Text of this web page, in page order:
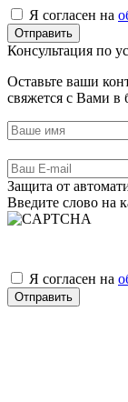
Я согласен на
Консультация по
Оставьте ваши
свяжется с Вами в
Защита от
Введите слово на
Я согласен на